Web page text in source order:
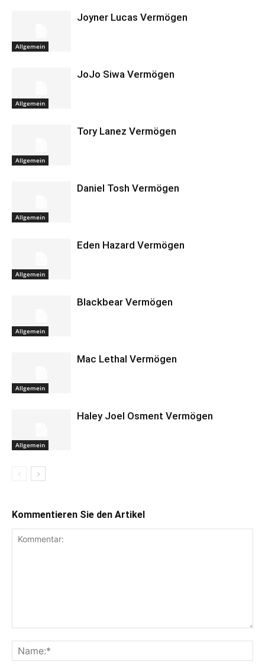
Allgemein
Joyner Lucas Vermögen
Allgemein
JoJo Siwa Vermögen
Allgemein
Tory Lanez Vermögen
Allgemein
Daniel Tosh Vermögen
Allgemein
Eden Hazard Vermögen
Allgemein
Blackbear Vermögen
Allgemein
Mac Lethal Vermögen
Allgemein
Haley Joel Osment Vermögen
Kommentieren Sie den Artikel